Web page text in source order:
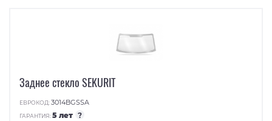
Заднее стекло SEKURIT
ЕВРОКОД:3014BGSSA
ГАРАНТИЯ:5 лет ?